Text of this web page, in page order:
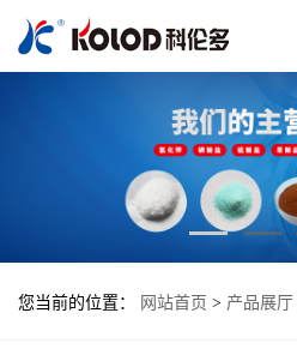
您当前的位置： 网站首页 > 产品展厅